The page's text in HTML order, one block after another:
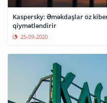
Kaspersky: Əməkdaşlar öz
qiymətləndirir
25-09-2020